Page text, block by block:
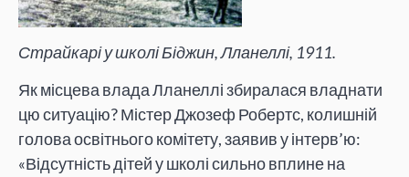
Страйкарі у школі Біджин, Лланеллі, 1911.
Як місцева влада Лланеллі збиралася владнати
цю ситуацію? Містер Джозеф Робертс, колишній
голова освітнього комітету, заявив у інтерв’ю:
«Відсутність дітей у школі сильно вплине на